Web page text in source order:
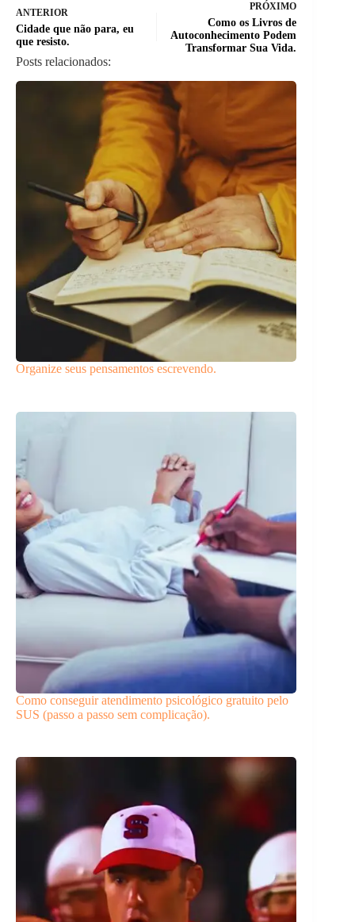
ANTERIOR
Cidade que não para, eu
que resisto.
PRÓXIMO
Como os Livros de
Autoconhecimento Podem
Transformar Sua Vida.
Posts relacionados:
Organize seus pensamentos escrevendo.
Como conseguir atendimento psicológico gratuito pelo
SUS (passo a passo sem complicação).